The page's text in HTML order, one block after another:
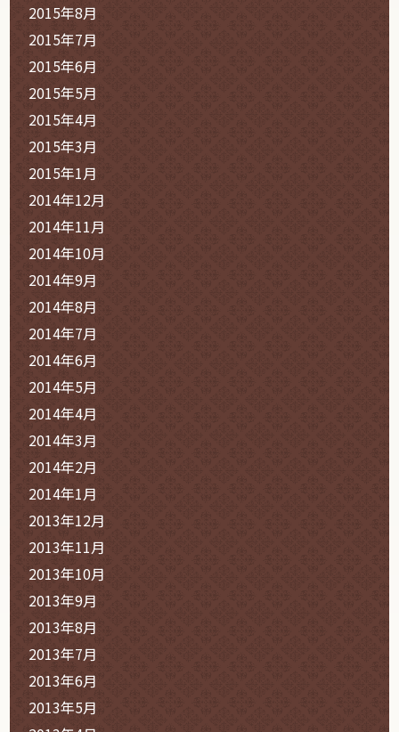
2015年8月
2015年7月
2015年6月
2015年5月
2015年4月
2015年3月
2015年1月
2014年12月
2014年11月
2014年10月
2014年9月
2014年8月
2014年7月
2014年6月
2014年5月
2014年4月
2014年3月
2014年2月
2014年1月
2013年12月
2013年11月
2013年10月
2013年9月
2013年8月
2013年7月
2013年6月
2013年5月